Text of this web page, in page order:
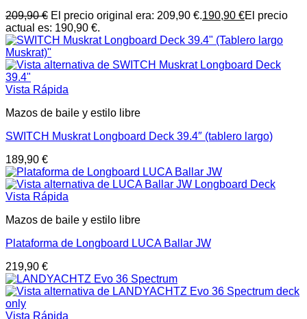
209,90€ El precio original era: 209,90 €.190,90 €El precio
actual es: 190,90 €.
Vista Rápida
Mazos de baile y estilo libre
SWITCH Muskrat Longboard Deck 39.4″ (tablero largo)
189,90 €
Vista Rápida
Mazos de baile y estilo libre
Plataforma de Longboard LUCA Ballar JW
219,90 €
Vista Rápida